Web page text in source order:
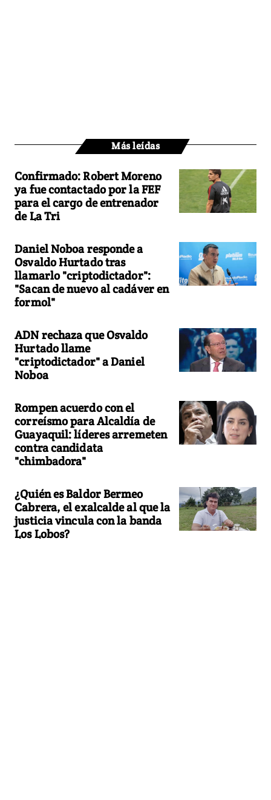
Más leídas
Confirmado: Robert Moreno
ya fue contactado por la FEF
para el cargo de entrenador
de La Tri
Daniel Noboa responde a
Osvaldo Hurtado tras
llamarlo "criptodictador":
"Sacan de nuevo al cadáver en
formol"
ADN rechaza que Osvaldo
Hurtado llame
"criptodictador" a Daniel
Noboa
Rompen acuerdo con el
correísmo para Alcaldía de
Guayaquil: líderes arremeten
contra candidata
"chimbadora"
¿Quién es Baldor Bermeo
Cabrera, el exalcalde al que la
justicia vincula con la banda
Los Lobos?